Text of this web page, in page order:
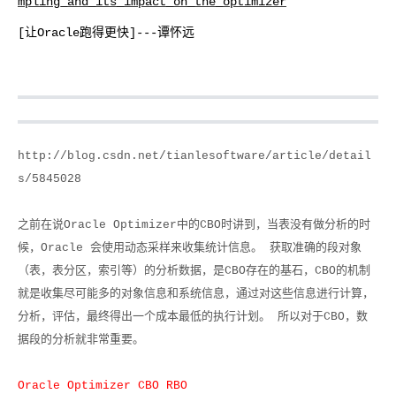
[让Oracle跑得更快]---谭怀远
http://blog.csdn.net/tianlesoftware/article/detail
s/5845028
之前在说Oracle Optimizer中的CBO 时讲到，当表没有做分析的时
候， Oracle 会使用动态采样来收集统计信息。 获取准确的段对象
（表，表分区，索引等）的分析数据，是CBO存在的基石， CBO的机制
就是收集尽可能多的对象信息和系统信息，通过对这些信息进行计算，
分析，评估，最终得出一个成本最低的执行计划。 所以对于CBO ，数
据段的分析就非常重要。
Oracle Optimizer CBO RBO